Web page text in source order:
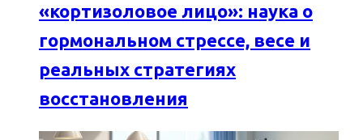
«кортизоловое лицо»: наука о
гормональном стрессе, весе и
реальных стратегиях
восстановления